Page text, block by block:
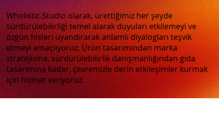
Wholistic.Studio olarak, ürettiğimiz her şeyde
sürdürülebilirliği temel alarak duyuları etkilemeyi ve
özgün hisleri uyandırarak anlamlı diyalogları teşvik
etmeyi amaçlıyoruz. Ürün tasarımından marka
stratejisine, sürdürülebilirlik danışmanlığından gıda
tasarımına kadar, çevremizle derin etkileşimler kurmak
için hizmet veriyoruz.